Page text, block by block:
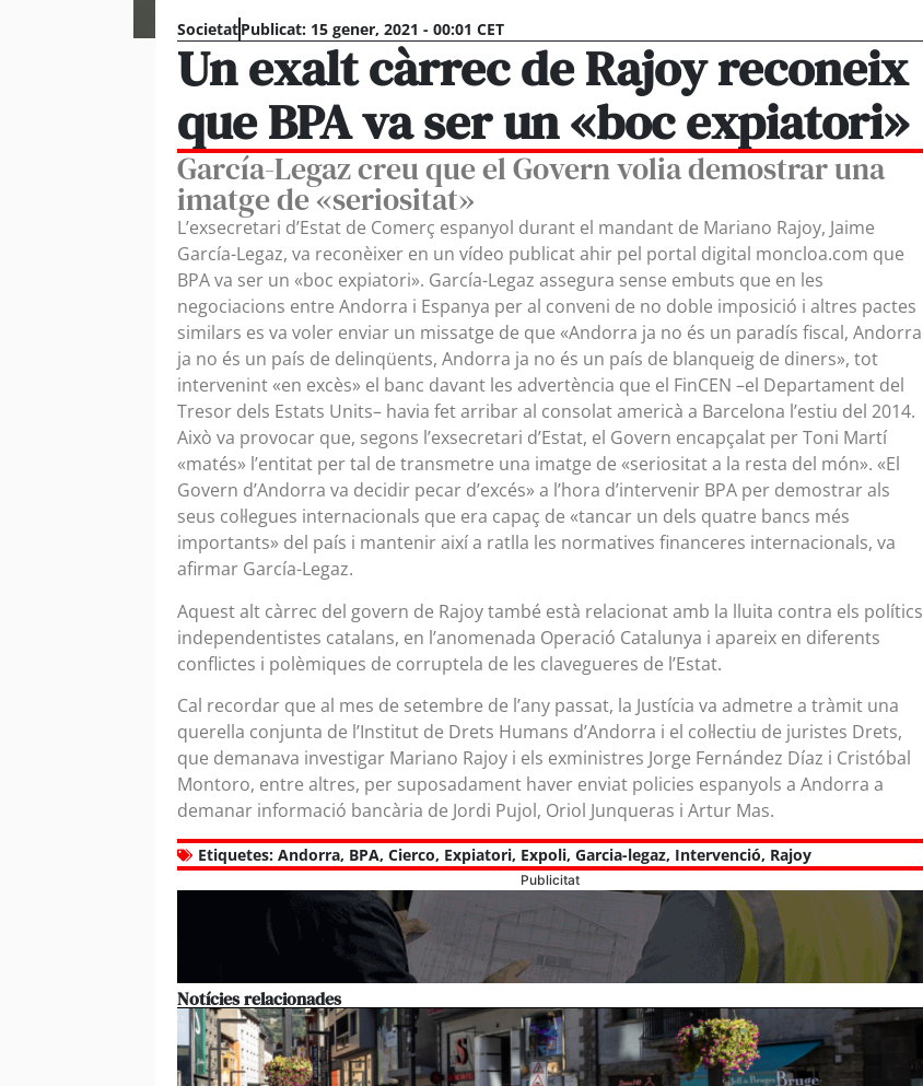
SocietatPublicat: 15 gener, 2021 - 00:01 CET
Un exalt càrrec de Rajoy reconeix
que BPA va ser un «boc expiatori»
García-Legaz creu que el Govern volia demostrar una
imatge de «seriositat»
L’exsecretari d’Estat de Comerç espanyol durant el mandant de Mariano Rajoy, Jaime
García-Legaz, va reconèixer en un vídeo publicat ahir pel portal digital moncloa.com que
BPA va ser un «boc expiatori». García-Legaz assegura sense embuts que en les
negociacions entre Andorra i Espanya per al conveni de no doble imposició i altres pactes
similars es va voler enviar un missatge de que «Andorra ja no és un paradís fiscal, Andorra
ja no és un país de delinqüents, Andorra ja no és un país de blanqueig de diners», tot
intervenint «en excès» el banc davant les advertència que el FinCEN –el Departament del
Tresor dels Estats Units– havia fet arribar al consolat americà a Barcelona l’estiu del 2014.
Això va provocar que, segons l’exsecretari d’Estat, el Govern encapçalat per Toni Martí
«matés» l’entitat per tal de transmetre una imatge de «seriositat a la resta del món». «El
Govern d’Andorra va decidir pecar d’excés» a l’hora d’intervenir BPA per demostrar als
seus col·legues internacionals que era capaç de «tancar un dels quatre bancs més
importants» del país i mantenir així a ratlla les normatives financeres internacionals, va
afirmar García-Legaz.
Aquest alt càrrec del govern de Rajoy també està relacionat amb la lluita contra els polítics
independentistes catalans, en l’anomenada Operació Catalunya i apareix en diferents
conflictes i polèmiques de corruptela de les clavegueres de l’Estat.
Cal recordar que al mes de setembre de l’any passat, la Justícia va admetre a tràmit una
querella conjunta de l’Institut de Drets Humans d’Andorra i el col·lectiu de juristes Drets,
que demanava investigar Mariano Rajoy i els exministres Jorge Fernández Díaz i Cristóbal
Montoro, entre altres, per suposadament haver enviat policies espanyols a Andorra a
demanar informació bancària de Jordi Pujol, Oriol Junqueras i Artur Mas.
Etiquetes: Andorra, BPA, Cierco, Expiatori, Expoli, Garcia-legaz, Intervenció, Rajoy
Publicitat
Notícies relacionades